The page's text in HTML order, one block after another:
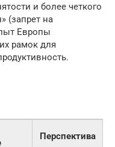
и более четкого
(запрет на
Европы
рамок для
Перспектива